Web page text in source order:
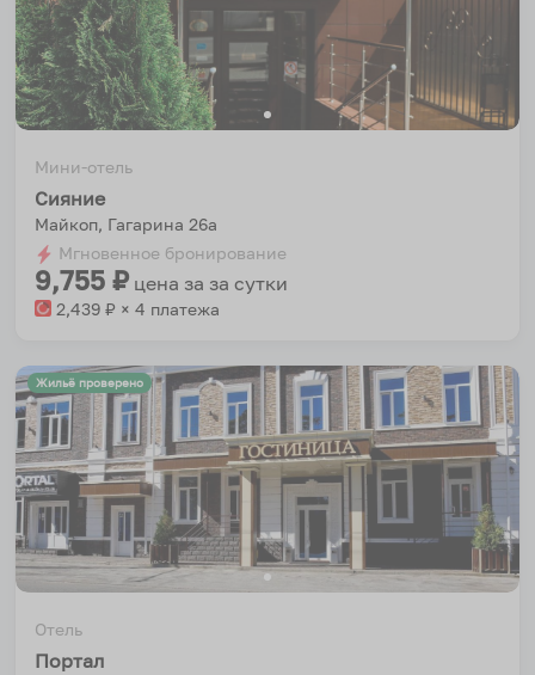
Мини-отель
Сияние
Майкоп, Гагарина 26а
Мгновенное бронирование
9,755 ₽ цена за за сутки
2,439 ₽ × 4 платежа
Жильё проверено
Отель
Портал